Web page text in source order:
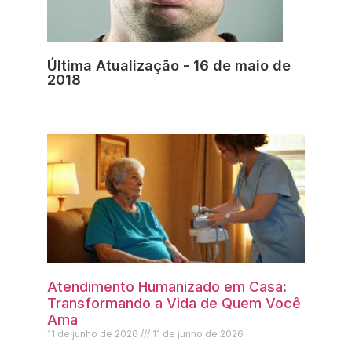
Última Atualização - 16 de maio de
2018
Atendimento Humanizado em Casa:
Transformando a Vida de Quem Você
Ama
11 de junho de 2026 11 de junho de 2026